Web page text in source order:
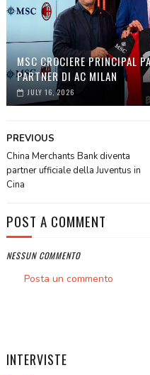
MSC CROCIERE PRINCIPAL
PARTNER DI AC MILAN
JULY 16, 2026
PREVIOUS
China Merchants Bank diventa
partner ufficiale della Juventus in
Cina
POST A COMMENT
NESSUN COMMENTO
Posta un commento
INTERVISTE